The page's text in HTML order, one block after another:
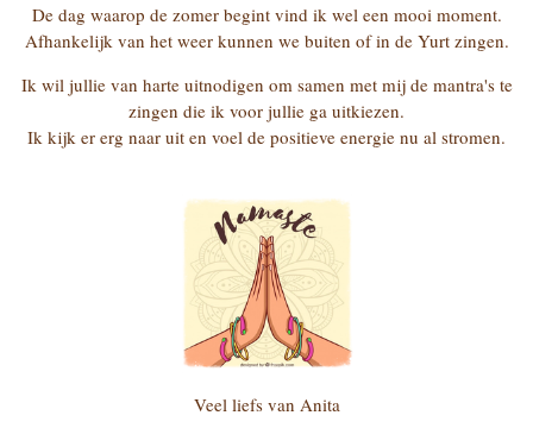
De dag waarop de zomer begint vind ik wel een mooi moment.
Afhankelijk van het weer kunnen we buiten of in de Yurt zingen.
Ik wil jullie van harte uitnodigen om samen met mij de mantra's te
zingen die ik voor jullie ga uitkiezen.
Ik kijk er erg naar uit en voel de positieve energie nu al stromen.
Veel liefs van Anita